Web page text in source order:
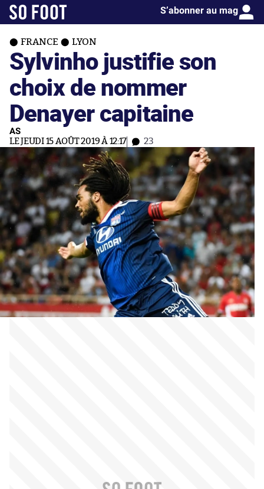
S’abonner au mag
FRANCE LYON
Sylvinho justifie son
choix de nommer
Denayer capitaine
AS
LE JEUDI 15 AOÛT 2019 À 12:17 23